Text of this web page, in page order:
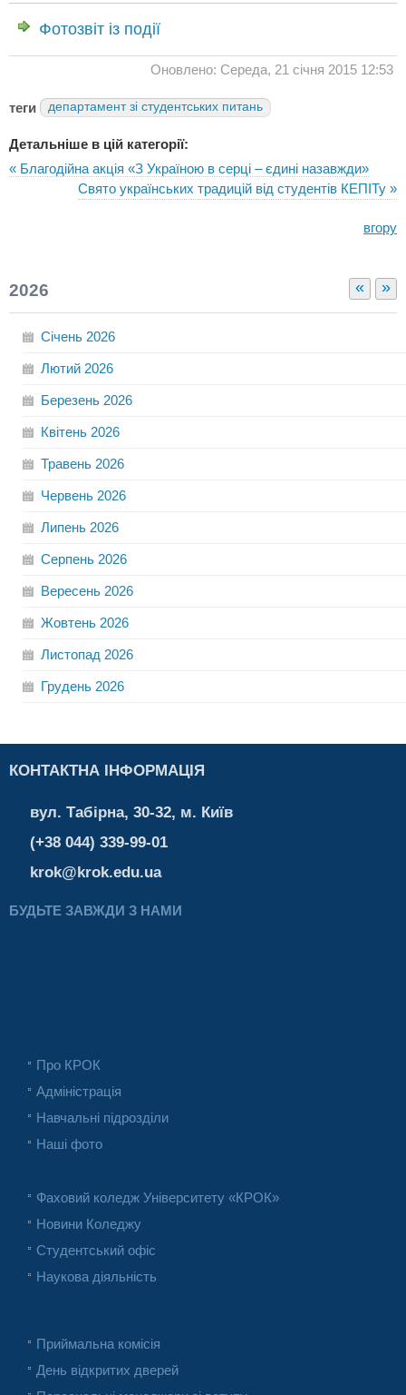
Фотозвіт із події
Оновлено: Середа, 21 січня 2015 12:53
теги департамент зі студентських питань
Детальніше в цій категорії:
« Благодійна акція «З Україною в серці – єдині назавжди»
Свято українських традицій від студентів КЕПІТу »
вгору
« »
2026
Січень 2026
Лютий 2026
Березень 2026
Квітень 2026
Травень 2026
Червень 2026
Липень 2026
Серпень 2026
Вересень 2026
Жовтень 2026
Листопад 2026
Грудень 2026
КОНТАКТНА ІНФОРМАЦІЯ
вул. Табірна, 30-32, м. Київ
(+38 044) 339-99-01
krok@krok.edu.ua
БУДЬТЕ ЗАВЖДИ З НАМИ
Про КРОК
Адміністрація
Навчальні підрозділи
Наші фото
Фаховий коледж Університету «КРОК»
Новини Коледжу
Студентський офіс
Наукова діяльність
Приймальна комісія
День відкритих дверей